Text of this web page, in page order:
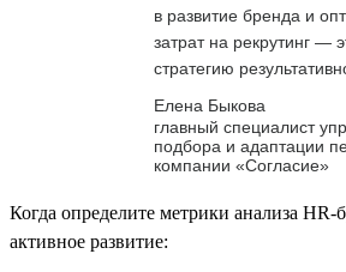
в развитие бренда и
затрат на рекрутинг —
стратегию
Елена Быкова
главный специалист
подбора и адаптации
компании «Согласие»
Когда определите метрики анализа HR-
активное развитие: